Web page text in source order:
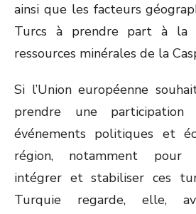
ainsi que les facteurs
Turcs à prendre part à la
ressources minérales de la
Si l’Union européenne
prendre une
événements politiques et
région, notamment pour
intégrer et stabiliser ces
Turquie regarde, elle,